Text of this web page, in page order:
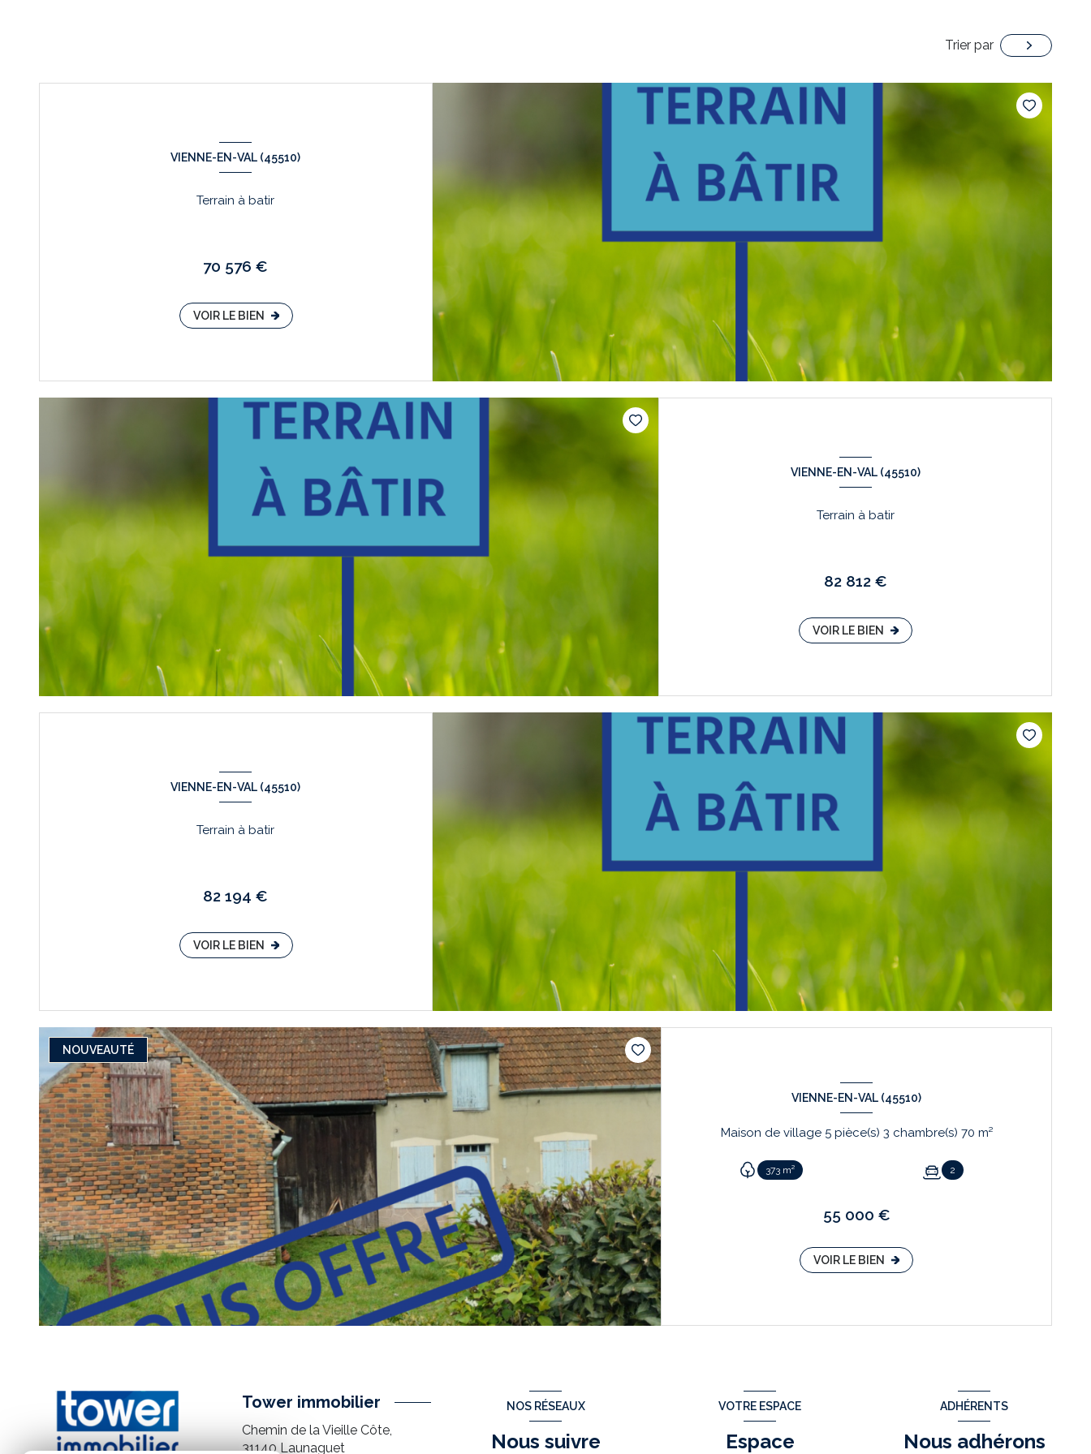
Trier par
VIENNE-EN-VAL (45510)
Terrain à batir
70 576 €
VOIR LE BIEN
VIENNE-EN-VAL (45510)
Terrain à batir
82 812 €
VOIR LE BIEN
VIENNE-EN-VAL (45510)
Terrain à batir
82 194 €
VOIR LE BIEN
NOUVEAUTÉ
VIENNE-EN-VAL (45510)
Maison de village 5 pièce(s) 3 chambre(s) 70 m²
373 m² 2
55 000 €
VOIR LE BIEN
Tower immobilier
Chemin de la Vieille Côte,
31140 Launaguet
NOS RÉSEAUX
Nous suivre
VOTRE ESPACE
Espace
ADHÉRENTS
Nous adhérons